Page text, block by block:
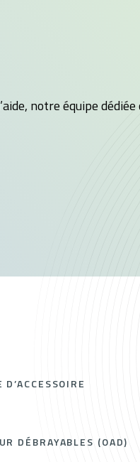
notre équipe
DÉBRAYABLES (OAD)